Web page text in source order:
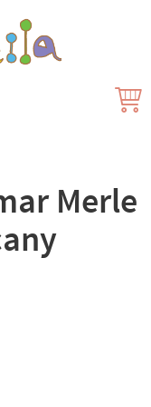
Merle